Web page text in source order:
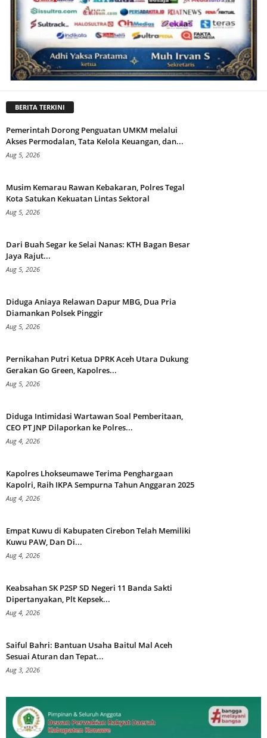
BERITA TERKINI
Pemerintah Dorong Penguatan UMKM melalui
Akses Permodalan, Tata Kelola Keuangan, dan...
Aug 5, 2026
Musim Kemarau Rawan Kebakaran, Polres Tegal
Kota Satukan Kekuatan Lintas Sektoral
Aug 5, 2026
Dari Buah Segar ke Selai Nanas: KTH Bagan Besar
Jaya Rajut...
Aug 5, 2026
Diduga Aniaya Relawan Dapur MBG, Dua Pria
Diamankan Polsek Pinggir
Aug 5, 2026
Pernikahan Putri Ketua DPRK Aceh Utara Dukung
Gerakan Go Green, Kapolres...
Aug 5, 2026
Diduga Intimidasi Wartawan Soal Pemberitaan,
CEO PT JNP Dilaporkan ke Polres...
Aug 4, 2026
Kapolres Lhokseumawe Terima Penghargaan
Kapolri, Raih IKPA Sempurna Tahun Anggaran 2025
Aug 4, 2026
Empat Kuwu di Kabupaten Cirebon Telah Memiliki
Kuwu PAW, Dan Di...
Aug 4, 2026
Keabsahan SK P2SP SD Negeri 11 Banda Sakti
Dipertanyakan, Plt Kepsek...
Aug 4, 2026
Saiful Bahri: Bantuan Usaha Baitul Mal Aceh
Sesuai Aturan dan Tepat...
Aug 3, 2026